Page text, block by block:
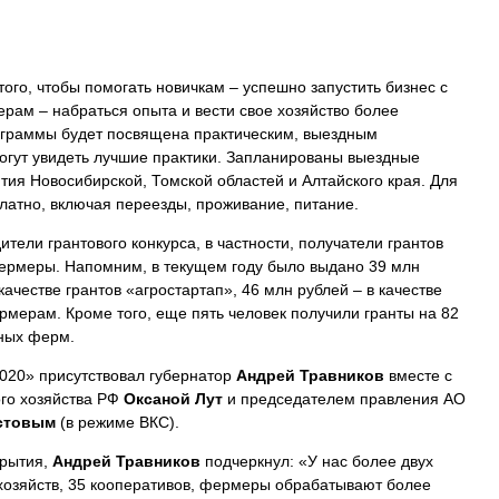
чтобы помогать новичкам – успешно запустить бизнес с
– набраться опыта и вести свое хозяйство более
будет посвящена практическим, выездным
увидеть лучшие практики. Запланированы выездные
Новосибирской, Томской областей и Алтайского края. Для
включая переезды, проживание, питание.
грантового конкурса, в частности, получатели грантов
Напомним, в текущем году было выдано 39 млн
грантов «агростартап», 46 млн рублей – в качестве
Кроме того, еще пять человек получили гранты на 82
ферм.
присутствовал губернатор Андрей Травников вместе с
хозяйства РФ Оксаной Лут и председателем правления АО
(в режиме ВКС).
Андрей Травников подчеркнул: «У нас более двух
35 кооперативов, фермеры обрабатывают более